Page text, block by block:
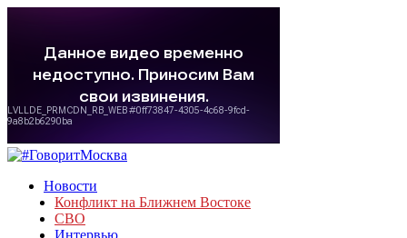
Новости
Конфликт на Ближнем Востоке
СВО
Интервью